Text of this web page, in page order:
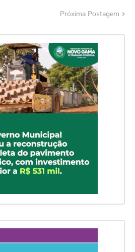
Próxima Postagem